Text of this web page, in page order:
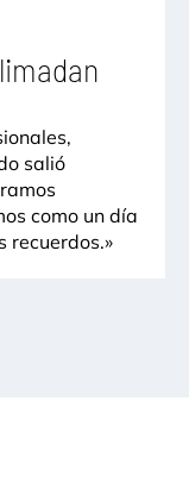
salió
como un día
recuerdos.»